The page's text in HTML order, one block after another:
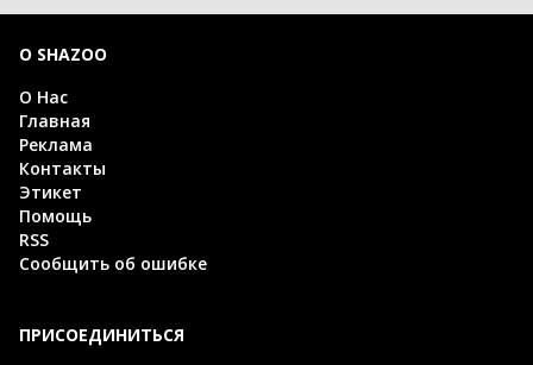
О SHAZOO
О Нас
Главная
Реклама
Контакты
Этикет
Помощь
RSS
Сообщить об ошибке
ПРИСОЕДИНИТЬСЯ